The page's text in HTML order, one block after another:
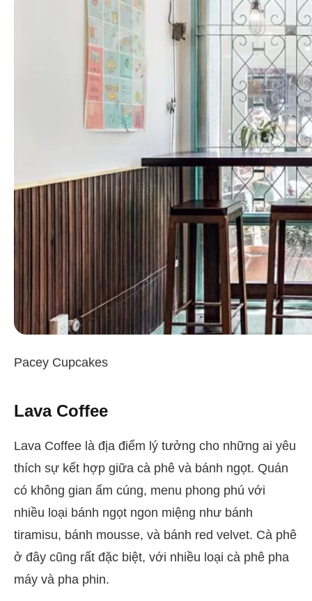
Pacey Cupcakes
Lava Coffee
Lava Coffee là địa điểm lý tưởng cho những ai yêu
thích sự kết hợp giữa cà phê và bánh ngọt. Quán
có không gian ấm cúng, menu phong phú với
nhiều loại bánh ngọt ngon miệng như bánh
tiramisu, bánh mousse, và bánh red velvet. Cà phê
ở đây cũng rất đặc biệt, với nhiều loại cà phê pha
máy và pha phin.